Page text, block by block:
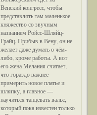
Венский конгресс, чтобы
представлять там маленькое
княжество со звучным
названием Ройсс-Шляйц-
Грайц. Прибыв в Вену, он не
желает даже думать о чём-
либо, кроме работы. А вот
его жена Мелания считает,
что гораздо важнее
примерить новое платье и
шляпку, а главное —
научиться танцевать вальс,
который пока известен только